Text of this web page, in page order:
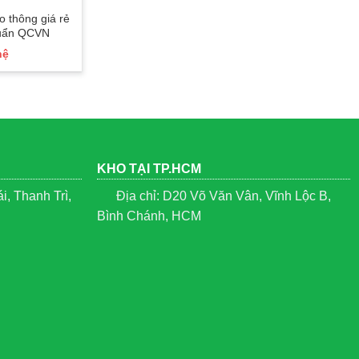
thông giá rẻ
QCVN
Thanh Trì,
KHO TẠI TP.HCM
Địa chỉ: D20 Võ Văn Vân, Vĩnh Lộc B,
Bình Chánh, HCM